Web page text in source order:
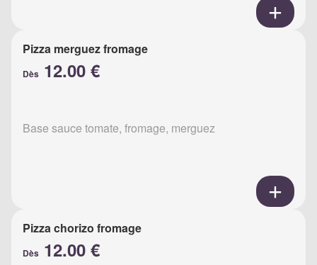
Pizza merguez fromage
Dès 12.00 €
Base sauce tomate, fromage, merguez
Pizza chorizo fromage
Dès 12.00 €